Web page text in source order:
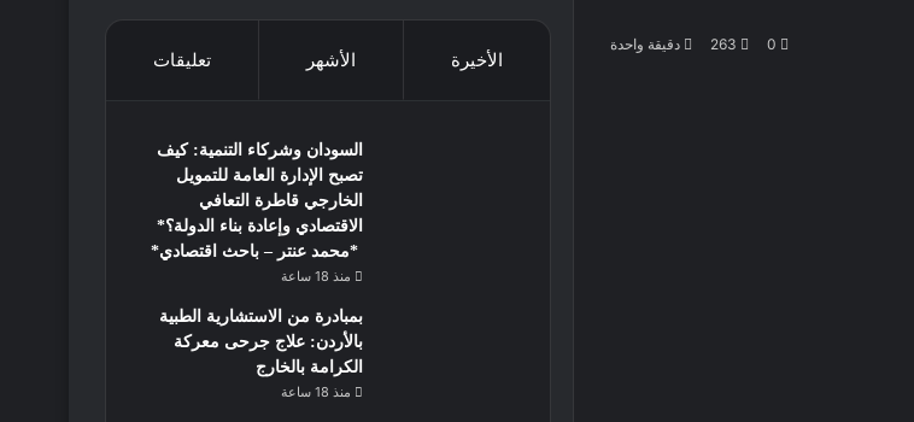
0
263 دقيقة واحدة
الأخيرة الأشهر تعليقات
السودان وشركاء التنمية: كيف
تصبح الإدارة العامة للتمويل
الخارجي قاطرة التعافي
الاقتصادي وإعادة بناء الدولة؟*
*محمد عنتر – باحث اقتصادي*
منذ 18 ساعة
بمبادرة من الاستشارية الطبية
بالأردن: علاج جرحى معركة
الكرامة بالخارج
منذ 18 ساعة